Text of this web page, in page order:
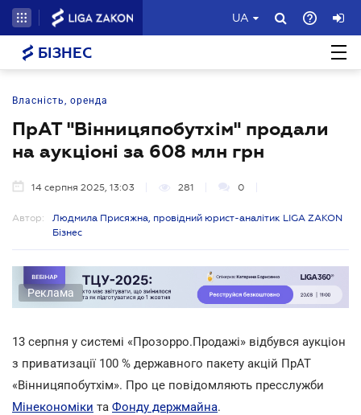
UA
БІЗНЕС
Власність, оренда
ПрАТ "Вінницяпобутхім" продали
на аукціоні за 608 млн грн
14 серпня 2025, 13:03 281 0
Автор:
Людмила Присяжна, провідний юрист-аналітик LIGA ZAKON
Бізнес
Реклама
13 серпня у системі «Прозорро.Продажі» відбувся аукціон
з приватизації 100 % державного пакету акцій ПрАТ
«Вінницяпобутхім». Про це повідомляють пресслужби
Мінекономіки та Фонду держмайна.